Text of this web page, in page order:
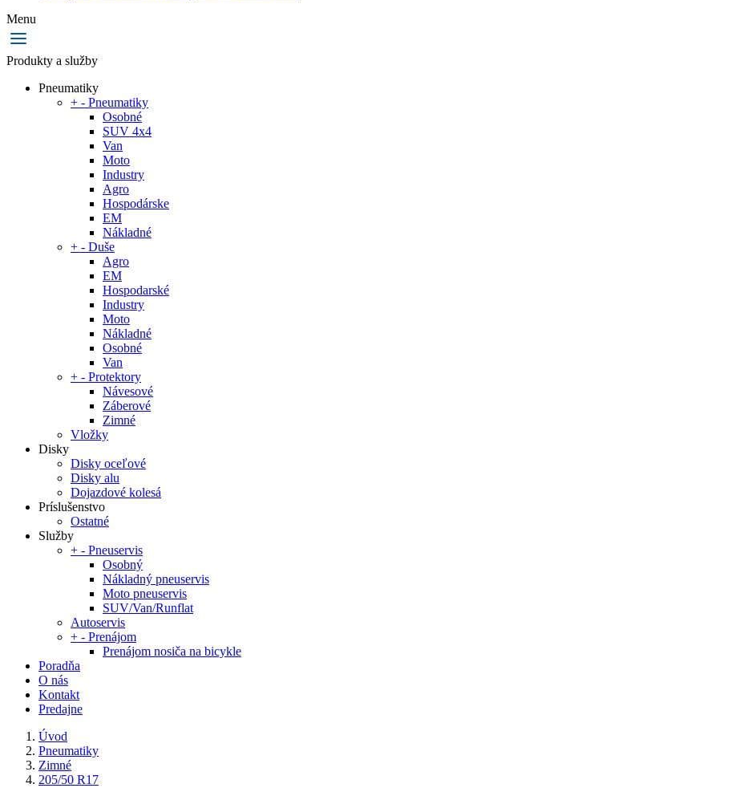
Menu
Produkty a služby
Pneumatiky
+ - Pneumatiky
Osobné
SUV 4x4
Van
Moto
Industry
Agro
Hospodárske
EM
Nákladné
+ - Duše
Agro
EM
Hospodarské
Industry
Moto
Nákladné
Osobné
Van
+ - Protektory
Návesové
Záberové
Zimné
Vložky
Disky
Disky oceľové
Disky alu
Dojazdové kolesá
Príslušenstvo
Ostatné
Služby
+ - Pneuservis
Osobný
Nákladný pneuservis
Moto pneuservis
SUV/Van/Runflat
Autoservis
+ - Prenájom
Prenájom nosiča na bicykle
Poradňa
O nás
Kontakt
Predajne
Úvod
Pneumatiky
Zimné
205/50 R17